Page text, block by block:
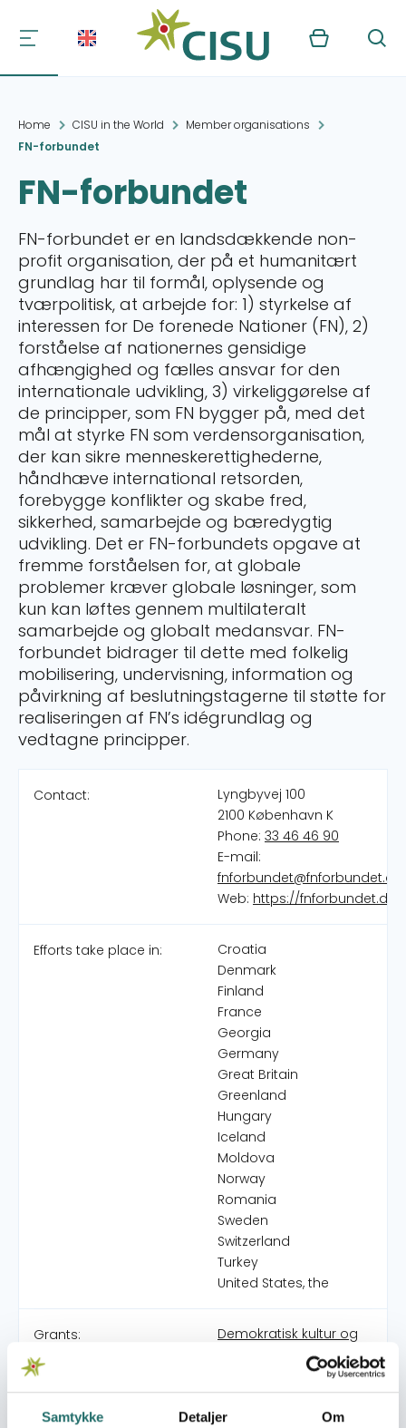
Samtykke Detaljer Om
Kurv Søg
Home CISU in the World
Member organisations
FN-forbundet
FN-forbundet
FN-forbundet er en landsdækkende non-
profit organisation, der på et humanitært
grundlag har til formål, oplysende og
tværpolitisk, at arbejde for: 1) styrkelse af
interessen for De forenede Nationer (FN), 2)
forståelse af nationernes gensidige
afhængighed og fælles ansvar for den
internationale udvikling, 3) virkeliggørelse af
de principper, som FN bygger på, med det
mål at styrke FN som verdensorganisation,
der kan sikre menneskerettighederne,
håndhæve international retsorden,
forebygge konflikter og skabe fred,
sikkerhed, samarbejde og bæredygtig
udvikling. Det er FN-forbundets opgave at
fremme forståelsen for, at globale
problemer kræver globale løsninger, som
kun kan løftes gennem multilateralt
samarbejde og globalt medansvar. FN-
forbundet bidrager til dette med folkelig
mobilisering, undervisning, information og
påvirkning af beslutningstagerne til støtte for
realiseringen af FN’s idégrundlag og
vedtagne principper.
Contact:
Lyngbyvej 100
2100 København K
Phone: 33 46 46 90
E-mail:
fnforbundet@fnforbundet.dk
Web: https://fnforbundet.dk/
Efforts take place in:
Croatia
Denmark
Finland
France
Georgia
Germany
Great Britain
Greenland
Hungary
Iceland
Moldova
Norway
Romania
Sweden
Switzerland
Turkey
United States, the
Grants:
Demokratisk kultur og
NGO'ernes rolle i Iran
2030 NOW - TÆNKE /
SKABE / HANDLE
Demokratisk kultur og